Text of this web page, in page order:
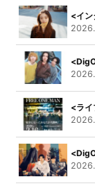
<イ
<ラ